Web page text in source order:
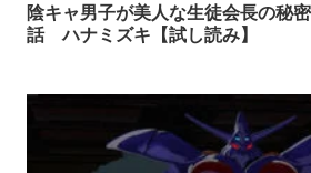
陰キャ男子が美人な生徒会長の秘
話 ハナミズキ【試し読み】